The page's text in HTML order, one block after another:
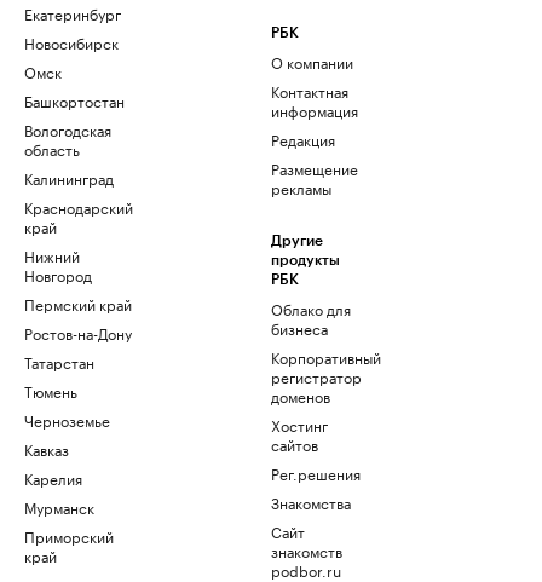
Екатеринбург
Новосибирск
Омск
Башкортостан
Вологодская
область
Калининград
Краснодарский
край
Нижний
Новгород
Пермский край
Ростов-на-Дону
Татарстан
Тюмень
Черноземье
Кавказ
Карелия
Мурманск
Приморский
край
РБК
О компании
Контактная
информация
Редакция
Размещение
рекламы
Другие
продукты
РБК
Облако для
бизнеса
Корпоративный
регистратор
доменов
Хостинг
сайтов
Рег.решения
Знакомства
Сайт
знакомств
podbor.ru